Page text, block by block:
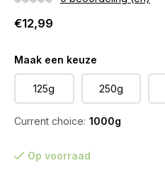
€12,99
Maak een keuze
125g 250g
Current choice: 1000g
Op voorraad